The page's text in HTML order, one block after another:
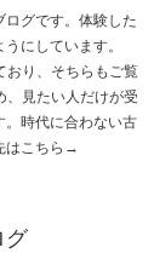
グです。体験した
にしています。
おり、そちらもご覧
、見たい人だけが受
。時代に合わない古
はこちら→
グ